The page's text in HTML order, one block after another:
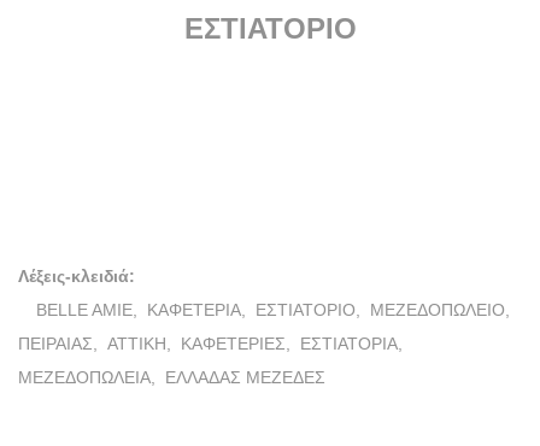
ΕΣΤΙΑΤΟΡΙΟ
Λέξεις-κλειδιά:
BELLE AMIE,
ΚΑΦΕΤΕΡΙΑ, ΕΣΤΙΑΤΟΡΙΟ,
ΜΕΖΕΔΟΠΩΛΕΙΟ,
ΠΕΙΡΑΙΑΣ,
ATTIKH, ΚΑΦΕΤΕΡΙΕΣ,
ΕΣΤΙΑΤΟΡΙΑ,
ΜΕΖΕΔΟΠΩΛΕΙΑ,
ΕΛΛΑΔΑΣ ΜΕΖΕΔΕΣ